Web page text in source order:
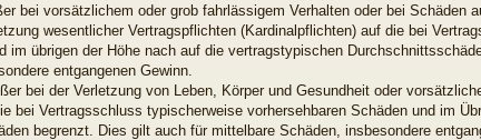
bei vorsätzlichem oder grob fahrlässigem Verhalten oder bei Schäden
wesentlicher Vertragspflichten (Kardinalpflichten) auf die bei
im übrigen der Höhe nach auf die vertragstypischen
entgangenen Gewinn.
bei der Verletzung von Leben, Körper und Gesundheit oder
bei Vertragsschluss typischerweise vorhersehbaren Schäden und im
begrenzt. Dies gilt auch für mittelbare Schäden, insbesondere